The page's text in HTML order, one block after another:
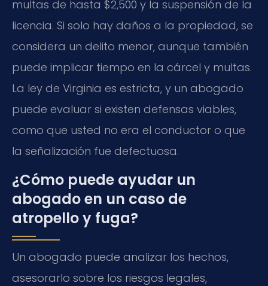
multas de hasta $2,500 y la suspensión de la
licencia. Si solo hay daños a la propiedad, se
considera un delito menor, aunque también
puede implicar tiempo en la cárcel y multas.
La ley de Virginia es estricta, y un abogado
puede evaluar si existen defensas viables,
como que usted no era el conductor o que
la señalización fue defectuosa.
¿Cómo puede ayudar un
abogado en un caso de
atropello y fuga?
Un abogado puede analizar los hechos,
asesorarlo sobre los riesgos legales,